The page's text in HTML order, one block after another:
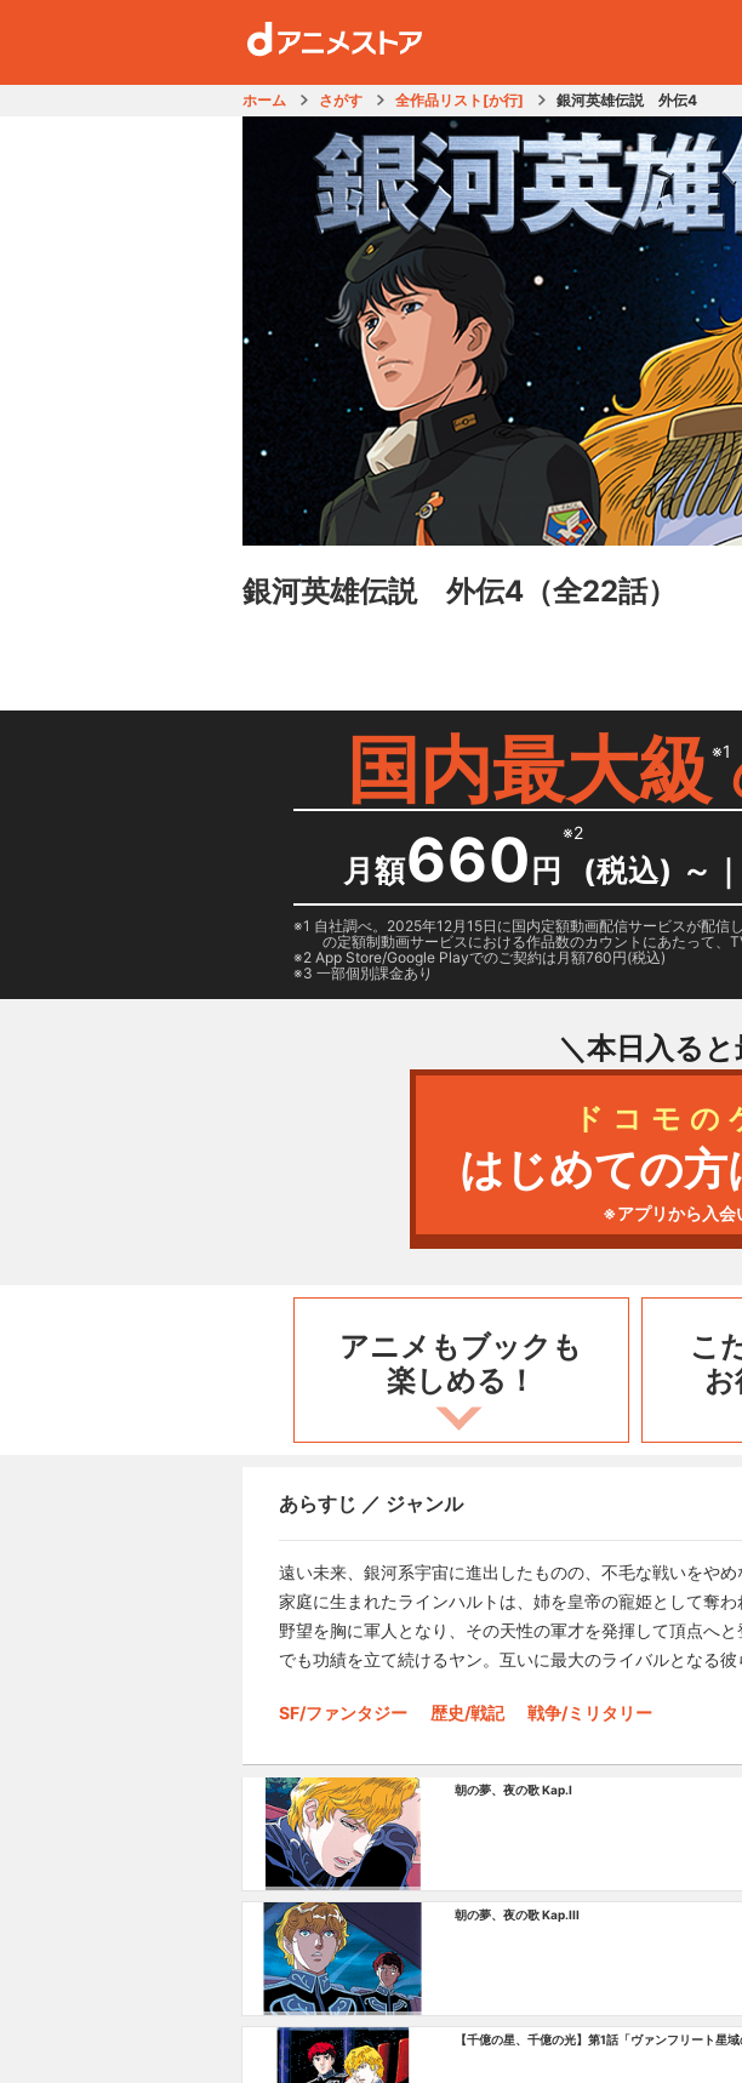
ホーム さがす 全作品リスト[か行] 銀河英雄伝説 外伝4
銀河英雄伝説 外伝4 （全22話）
国内最大級 ※1
月額660 円
※2
(税込) ～ ｜
1 自社調べ。2025年12月15日に国内定額動画配信サービスが配
の定額制動画サービスにおける作品数のカウントにあたって、
2 App Store/Google Playでのご契約は月額760円(税込)
3 一部個別課金あり
＼本日入る
ドコモの
はじめての方
※アプリから入会
アニメもブックも
楽しめる！
こ
お
あらすじ ／ ジャンル
遠い未来、銀河系宇宙に進出したものの、不毛な戦いをや
家庭に生まれたラインハルトは、姉を皇帝の寵姫として奪
野望を胸に軍人となり、その天性の軍才を発揮して頂点へ
でも功績を立て続けるヤン。互いに最大のライバルとなる
SF/ファンタジー 歴史/戦記 戦争/ミリタリー
朝の夢、夜の歌 Kap.I
朝の夢、夜の歌 Kap.III
【千億の星、千億の光】第1話「ヴァンフリート星域